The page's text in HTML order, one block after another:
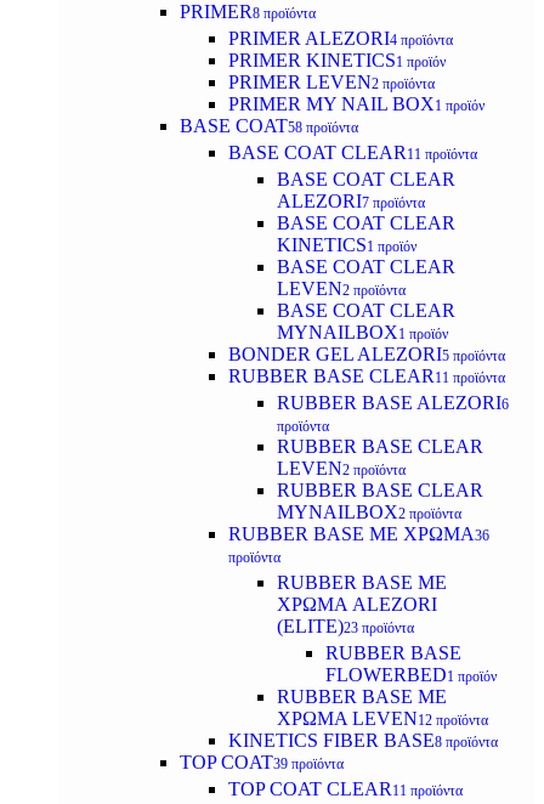
PRIMER8 προϊόντα
PRIMER ALEZORI4 προϊόντα
PRIMER KINETICS1 προϊόν
PRIMER LEVEN2 προϊόντα
PRIMER MY NAIL BOX1 προϊόν
BASE COAT58 προϊόντα
BASE COAT CLEAR 11 προϊόντα
BASE COAT CLEAR
ALEZORI7 προϊόντα
BASE COAT CLEAR
KINETICS1 προϊόν
BASE COAT CLEAR
LEVEN2 προϊόντα
BASE COAT CLEAR
MYNAILBOX1 προϊόν
BONDER GEL ALEZORI5 προϊόντα
RUBBER BASE CLEAR 11 προϊόντα
RUBBER BASE ALEZORI6
προϊόντα
RUBBER BASE CLEAR
LEVEN2 προϊόντα
RUBBER BASE CLEAR
MYNAILBOX2 προϊόντα
RUBBER BASE ΜΕ ΧΡΩΜΑ36
προϊόντα
RUBBER BASE ΜΕ
ΧΡΩΜΑ ALEZORI
(ELITE)23 προϊόντα
RUBBER BASE
FLOWERBED1 προϊόν
RUBBER BASE ΜΕ
ΧΡΩΜΑ LEVEN12 προϊόντα
KINETICS FIBER BASE8 προϊόντα
TOP COAT39 προϊόντα
TOP COAT CLEAR 11 προϊόντα